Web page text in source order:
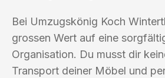
Bei Umzugskönig Koch
grossen Wert auf eine
Organisation. Du musst dir
Transport deiner Möbel und